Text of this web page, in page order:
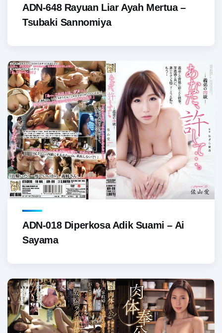
ADN-648 Rayuan Liar Ayah Mertua –
Tsubaki Sannomiya
ADN-018 Diperkosa Adik Suami – Ai
Sayama